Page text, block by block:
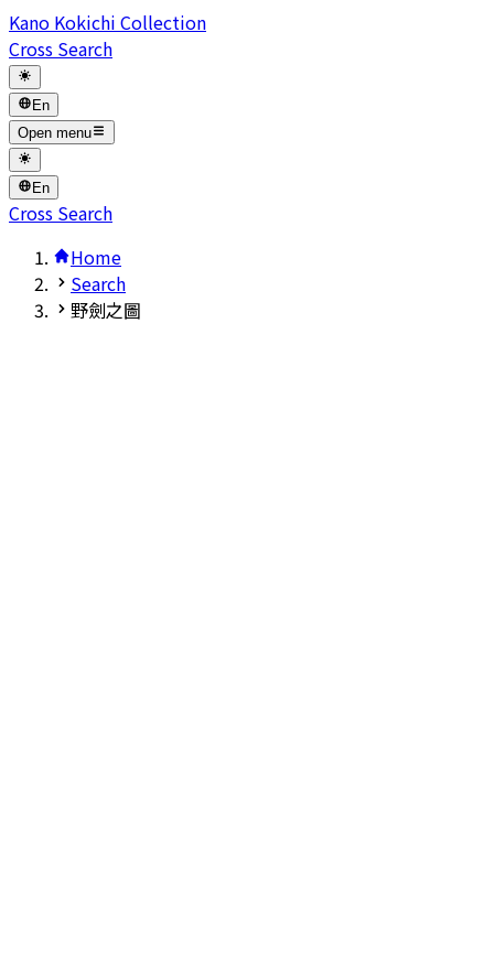
Kano Kokichi Collection
Cross Search
En
Open menu
En
Cross Search
Home
Search
野劍之圖